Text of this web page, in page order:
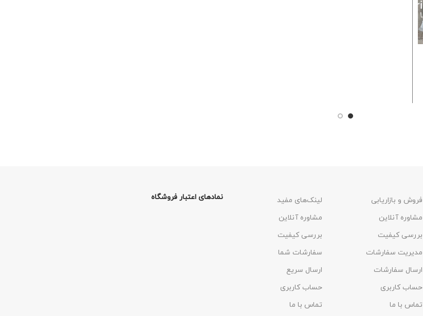
فروش و بازاریابی
مشاوره آنلاین
بررسی کیفیت
مدیریت سفارشات
ارسال سفارشات
حساب کاربری
تماس با ما
لینک‌های مفید
مشاوره آنلاین
بررسی کیفیت
سفارشات شما
ارسال سریع
حساب کاربری
تماس با ما
نمادهای اعتبار فروشگاه